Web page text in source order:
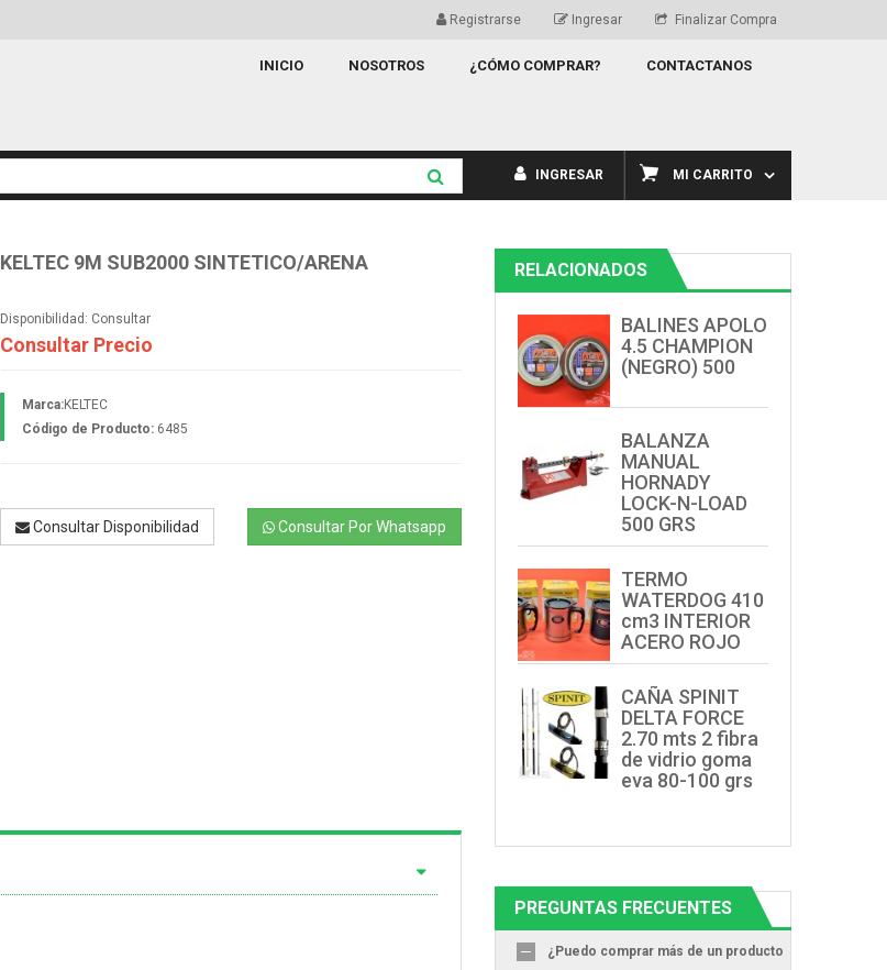
Registrarse Ingresar Finalizar Compra
INICIO NOSOTROS ¿CÓMO COMPRAR? CONTACTANOS
MI CARRITO
INGRESAR
KELTEC 9M SUB2000 SINTETICO/ARENA
Disponibilidad: Consultar
Consultar Precio
Marca:KELTEC
Código de Producto: 6485
Consultar Disponibilidad Consultar Por Whatsapp
RELACIONADOS
BALINES APOLO
4.5 CHAMPION
(NEGRO) 500
BALANZA
MANUAL
HORNADY
LOCK-N-LOAD
500 GRS
TERMO
WATERDOG 410
cm3 INTERIOR
ACERO ROJO
CAÑA SPINIT
DELTA FORCE
2.70 mts 2 fibra
de vidrio goma
eva 80-100 grs
PREGUNTAS FRECUENTES
¿Puedo comprar más de un producto